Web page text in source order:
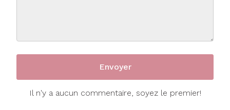
Il n'y a aucun commentaire, soyez le premier!